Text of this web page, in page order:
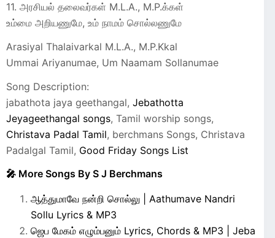
11. அரசியல் தலைவர்கள் M.L.A., M.P.க்கள்
உம்மை அறியணுமே, உம் நாமம் சொல்லணுமே
Arasiyal Thalaivarkal M.L.A., M.P.Kkal
Ummai Ariyanumae, Um Naamam Sollanumae
Song Description:
jabathota jaya geethangal, Jebathotta
Jeyageethangal songs, Tamil worship songs,
Christava Padal Tamil, berchmans Songs, Christava
Padalgal Tamil, Good Friday Songs List
🎤 More Songs By S J Berchmans
ஆத்துமாவே நன்றி சொல்லு | Aathumave Nandri
Sollu Lyrics & MP3
ஜெப மேகம் எழும்பனும் Lyrics, Chords & MP3 | Jeba